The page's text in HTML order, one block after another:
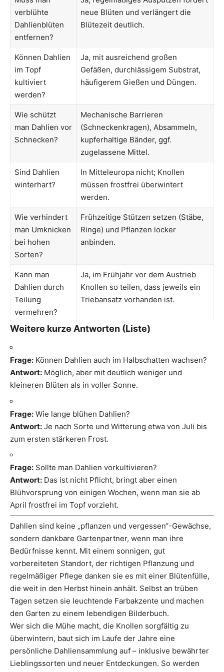
verblühte
Dahlienblüten
entfernen?
neue Blüten und verlängert die
Blütezeit deutlich.
Können Dahlien
im Topf
kultiviert
werden?
Ja, mit ausreichend großen
Gefäßen, durchlässigem Substrat,
häufigerem Gießen und Düngen.
Wie schützt
man Dahlien vor
Schnecken?
Mechanische Barrieren
(Schneckenkragen), Absammeln,
kupferhaltige Bänder, ggf.
zugelassene Mittel.
Sind Dahlien
winterhart?
In Mitteleuropa nicht; Knollen
müssen frostfrei überwintert
werden.
Wie verhindert
man Umknicken
bei hohen
Sorten?
Frühzeitige Stützen setzen (Stäbe,
Ringe) und Pflanzen locker
anbinden.
Kann man
Dahlien durch
Teilung
vermehren?
Ja, im Frühjahr vor dem Austrieb
Knollen so teilen, dass jeweils ein
Triebansatz vorhanden ist.
Weitere kurze Antworten (Liste)
Frage: Können Dahlien auch im Halbschatten wachsen?
Antwort: Möglich, aber mit deutlich weniger und
kleineren Blüten als in voller Sonne.
Frage: Wie lange blühen Dahlien?
Antwort: Je nach Sorte und Witterung etwa von Juli bis
zum ersten stärkeren Frost.
Frage: Sollte man Dahlien vorkultivieren?
Antwort: Das ist nicht Pflicht, bringt aber einen
Blühvorsprung von einigen Wochen, wenn man sie ab
April frostfrei im Topf vorzieht.
Dahlien sind keine „pflanzen und vergessen“-Gewächse,
sondern dankbare Gartenpartner, wenn man ihre
Bedürfnisse kennt. Mit einem sonnigen, gut
vorbereiteten Standort, der richtigen Pflanzung und
regelmäßiger Pflege danken sie es mit einer Blütenfülle,
die weit in den Herbst hinein anhält. Selbst an trüben
Tagen setzen sie leuchtende Farbakzente und machen
den Garten zu einem lebendigen Bilderbuch.
Wer sich die Mühe macht, die Knollen sorgfältig zu
überwintern, baut sich im Laufe der Jahre eine
persönliche Dahliensammlung auf – inklusive bewährter
Lieblingssorten und neuer Entdeckungen. So werden